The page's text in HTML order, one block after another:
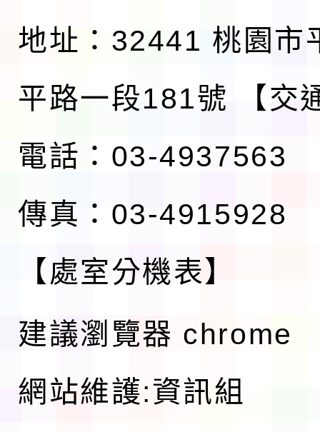
地址：32441 桃園市
平路一段181號
【交
電話：03-4937563
傳真：03-4915928
【處室分機表】
建議瀏覽器 chrome
網站維護:資訊組